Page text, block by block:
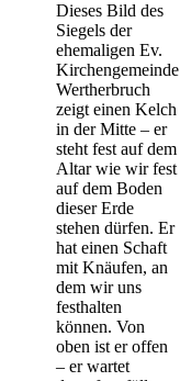
Dieses Bild des
Siegels der
ehemaligen Ev.
Kirchengemeinde
Wertherbruch
zeigt einen Kelch
in der Mitte – er
steht fest auf dem
Altar wie wir fest
auf dem Boden
dieser Erde
stehen dürfen. Er
hat einen Schaft
mit Knäufen, an
dem wir uns
festhalten
können. Von
oben ist er offen
– er wartet